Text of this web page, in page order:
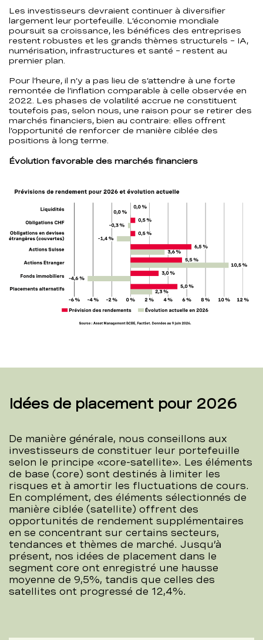
Les investisseurs devraient continuer à diversifier
largement leur portefeuille. L’économie mondiale
poursuit sa croissance, les bénéfices des entreprises
restent robustes et les grands thèmes structurels – IA,
numérisation, infrastructures et santé – restent au
premier plan.
Pour l’heure, il n’y a pas lieu de s’attendre à une forte
remontée de l’inflation comparable à celle observée en
2022. Les phases de volatilité accrue ne constituent
toutefois pas, selon nous, une raison pour se retirer des
marchés financiers, bien au contraire: elles offrent
l’opportunité de renforcer de manière ciblée des
positions à long terme.
Évolution favorable des marchés financiers
Idées de placement pour 2026
De manière générale, nous conseillons aux
investisseurs de constituer leur portefeuille
selon le principe «core-satellite». Les éléments
de base (core) sont destinés à limiter les
risques et à amortir les fluctuations de cours.
En complément, des éléments sélectionnés de
manière ciblée (satellite) offrent des
opportunités de rendement supplémentaires
en se concentrant sur certains secteurs,
tendances et thèmes de marché. Jusqu’à
présent, nos idées de placement dans le
segment core ont enregistré une hausse
moyenne de 9,5%, tandis que celles des
satellites ont progressé de 12,4%.